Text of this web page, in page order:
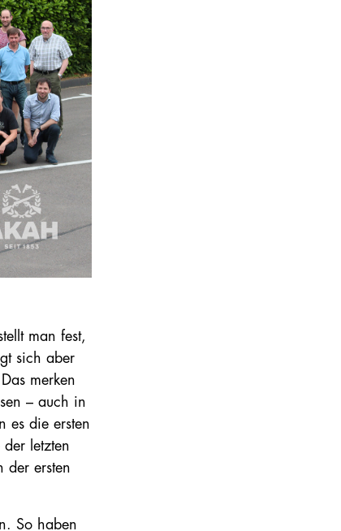
man fest,
sich aber
merken
– auch in
es die ersten
letzten
der ersten
So haben